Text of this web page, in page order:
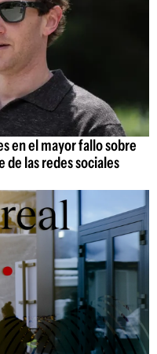
en el mayor fallo sobre
las redes sociales